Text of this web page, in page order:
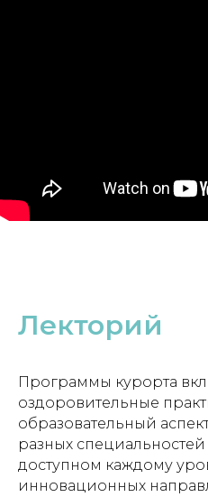
Лекторий
Программы курорта
оздоровительные
образовательный
разных
доступном каждому
инновационных